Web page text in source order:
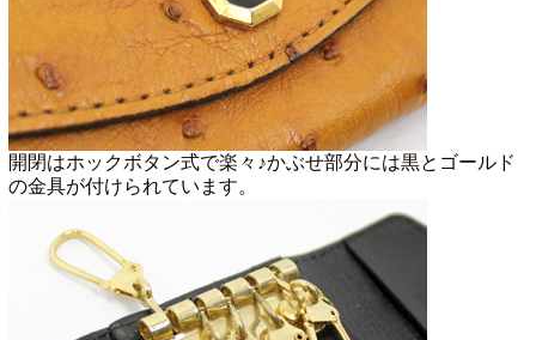
開閉はホックボタン式で楽々♪かぶせ部分には黒とゴールド
の金具が付けられています。